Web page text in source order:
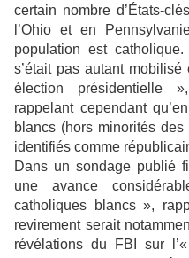
certain nombre d’États-
l’Ohio et en
population est
s’était pas autant
élection présidentielle
rappelant cependant
blancs (hors minorités
identifiés comme
Dans un sondage publié
une avance
catholiques blancs »,
revirement serait
révélations du FBI sur